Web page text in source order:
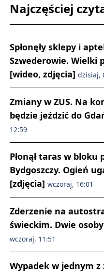
Najczęściej
Spłonęły sklepy i
Szwederowie. Wielki
[wideo, zdjęcia] dzisiaj,
Zmiany w ZUS. Na
będzie jeździć do
12:59
Płonął taras w
Bydgoszczy. Ogień
[zdjęcia] wczoraj, 16:01
Zderzenie na
świeckim. Dwie
wczoraj, 11:51
Wypadek w jednym z